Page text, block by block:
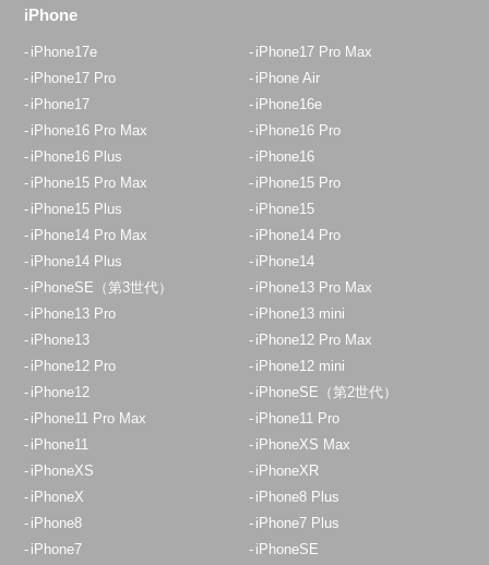
iPhone
iPhone17e
iPhone17 Pro Max
iPhone17 Pro
iPhone Air
iPhone17
iPhone16e
iPhone16 Pro Max
iPhone16 Pro
iPhone16 Plus
iPhone16
iPhone15 Pro Max
iPhone15 Pro
iPhone15 Plus
iPhone15
iPhone14 Pro Max
iPhone14 Pro
iPhone14 Plus
iPhone14
iPhoneSE（第3世代）
iPhone13 Pro Max
iPhone13 Pro
iPhone13 mini
iPhone13
iPhone12 Pro Max
iPhone12 Pro
iPhone12 mini
iPhone12
iPhoneSE（第2世代）
iPhone11 Pro Max
iPhone11 Pro
iPhone11
iPhoneXS Max
iPhoneXS
iPhoneXR
iPhoneX
iPhone8 Plus
iPhone8
iPhone7 Plus
iPhone7
iPhoneSE